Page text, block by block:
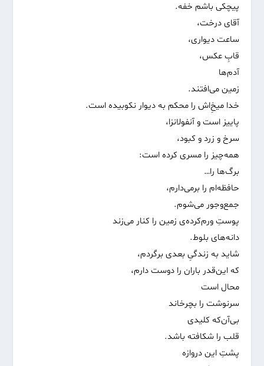
پیچکی باشم خفه.
آقای درخت،
ساعت دیواری،
قابِ عکس،
آدم‌ها
زمین می‌افتند.
خدا میخِ‌اش را محکم به دیوار نکوبیده است.
پاییز است و آنفولانزا،
سرخ و زرد و کبود،
همه‌چیز را مسری کرده است:
برگ‌ها را…
حافظه‌ام را برمی‌دارم،
جمع‌وجور می‌شوم.
پوستِ ورم‌کرده‌ی زمین را کنار می‌زند
دانه‌های بلوط.
شاید به زندگیِ بعدی برگردم،
که این‌قدر باران را دوست دارم،
محال است
سرنوشت را بچرخاند
بی‌آن‌که کلیدی
قلب را شکافته باشد.
پشتِ این دروازه